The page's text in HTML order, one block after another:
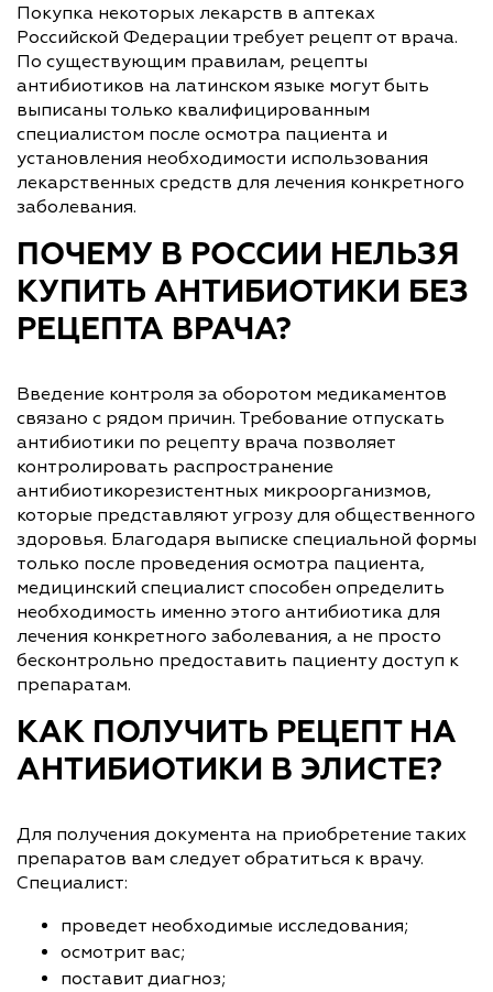
Покупка некоторых лекарств в аптеках
Российской Федерации требует рецепт от врача.
По существующим правилам, рецепты
антибиотиков на латинском языке могут быть
выписаны только квалифицированным
специалистом после осмотра пациента и
установления необходимости использования
лекарственных средств для лечения конкретного
заболевания.
ПОЧЕМУ В РОССИИ НЕЛЬЗЯ
КУПИТЬ АНТИБИОТИКИ БЕЗ
РЕЦЕПТА ВРАЧА?
Введение контроля за оборотом медикаментов
связано с рядом причин. Требование отпускать
антибиотики по рецепту врача позволяет
контролировать распространение
антибиотикорезистентных микроорганизмов,
которые представляют угрозу для общественного
здоровья. Благодаря выписке специальной формы
только после проведения осмотра пациента,
медицинский специалист способен определить
необходимость именно этого антибиотика для
лечения конкретного заболевания, а не просто
бесконтрольно предоставить пациенту доступ к
препаратам.
КАК ПОЛУЧИТЬ РЕЦЕПТ НА
АНТИБИОТИКИ В ЭЛИСТЕ?
Для получения документа на приобретение таких
препаратов вам следует обратиться к врачу.
Специалист:
проведет необходимые исследования;
осмотрит вас;
поставит диагноз;